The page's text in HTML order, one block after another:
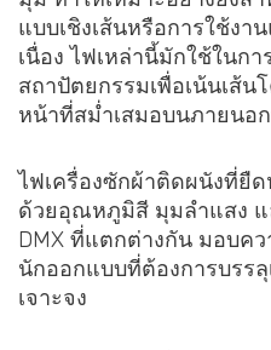
แบบเชิงเส้นหรือการใช้งา
เนื่อง ไฟเหล่านี้มักใช้ในก
สถาปัตยกรรมเพื่อเน้นเส้น
หน้าที่สม่ำเสมอบนภายนอ
ไฟเครื่องซักผ้าติดผนังที่ยื
ด้วยอุณหภูมิสี มุมลำแสง
DMX ที่แตกต่างกัน มอบค
นักออกแบบที่ต้องการบรร
เจาะจง